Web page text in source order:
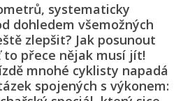
systematicky
dohledem všemožných
zlepšit? Jak posunout
to přece nějak musí jít!
mnohé cyklisty napadá
spojených s výkonem: